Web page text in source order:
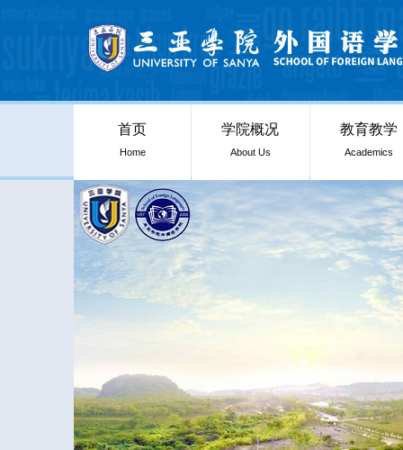
首页
Home
学院概况
About Us
教育教学
Academics